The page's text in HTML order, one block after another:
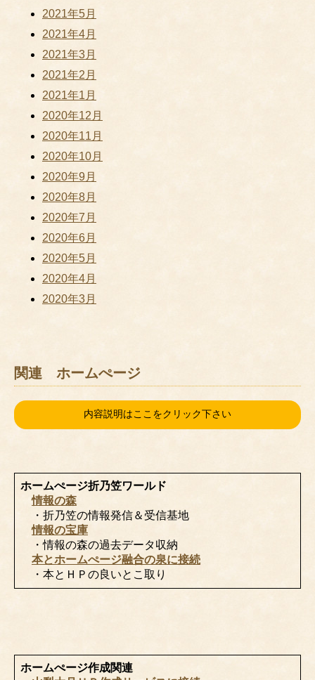
2021年5月
2021年4月
2021年3月
2021年2月
2021年1月
2020年12月
2020年11月
2020年10月
2020年9月
2020年8月
2020年7月
2020年6月
2020年5月
2020年4月
2020年3月
関連 ホームぺージ
内容説明はここをクリック下さい
ホームぺージ折乃笠ワールド
情報の森
・折乃笠の情報発信＆受信基地
情報の宝庫
・情報の森の過去データ収納
本とホームぺージ融合の泉に接続
・本とＨＰの良いとこ取り
ホームぺージ作成関連